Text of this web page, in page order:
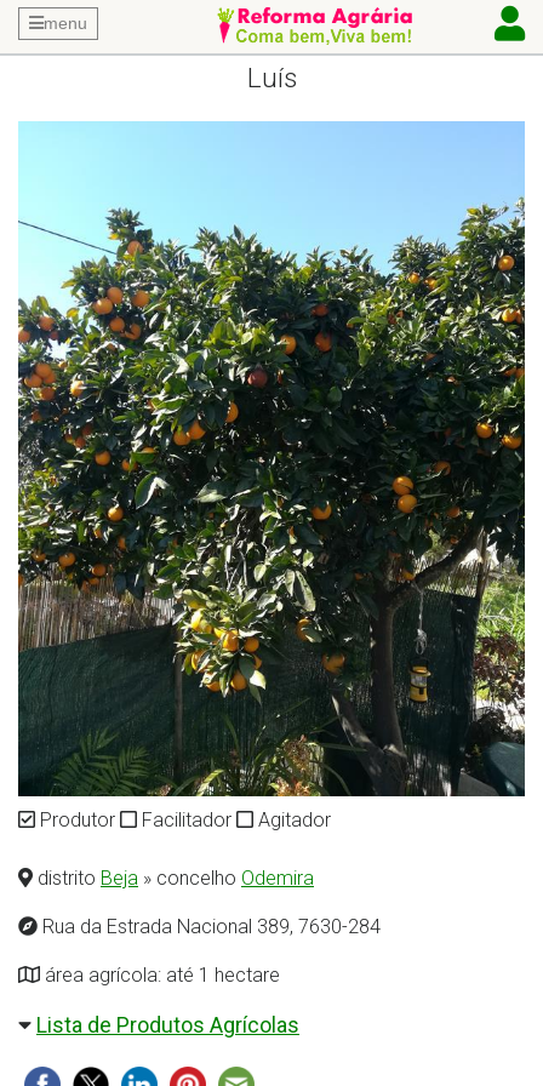
menu
Luís
Produtor Facilitador Agitador
distrito Beja » concelho Odemira
Rua da Estrada Nacional 389, 7630-284
área agrícola: até 1 hectare
Lista de Produtos Agrícolas